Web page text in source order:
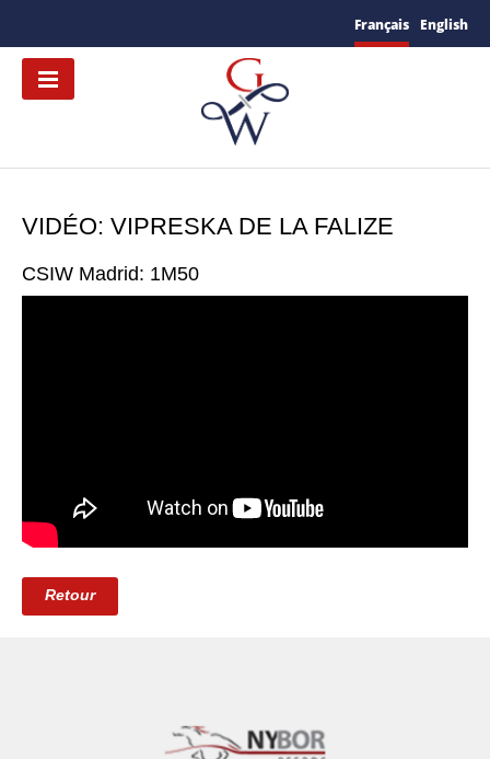
Français English
VIDÉO: VIPRESKA DE LA FALIZE
CSIW Madrid: 1M50
Retour